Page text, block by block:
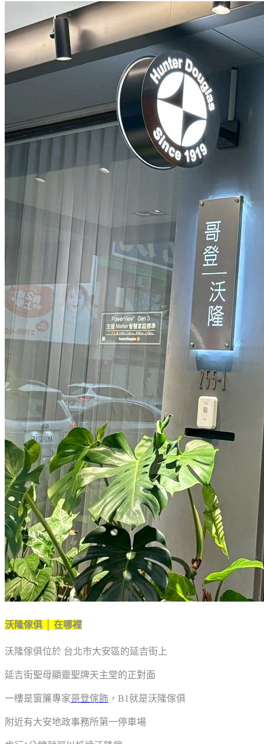
沃隆傢俱 │ 在哪裡
沃隆傢俱位於 台北市大安區的延吉街上
延吉街聖母顯靈聖牌天主堂的正對面
一樓是窗簾專家哥登傢飾 ，B1就是沃隆傢俱
附近有大安地政事務所第一停車場